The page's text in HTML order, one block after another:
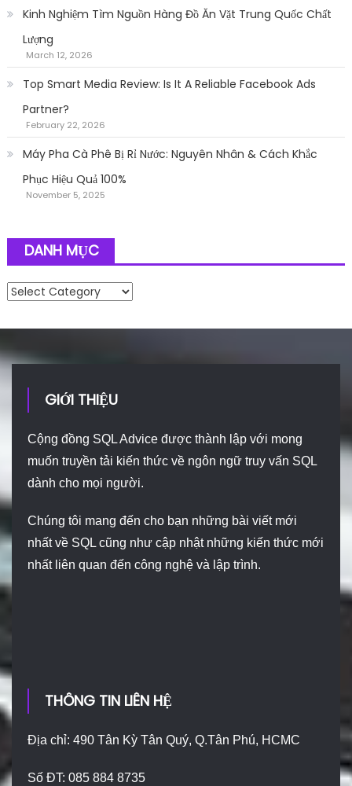
Kinh Nghiệm Tìm Nguồn Hàng Đồ Ăn Vặt Trung Quốc Chất
Lượng
March 12, 2026
Top Smart Media Review: Is It A Reliable Facebook Ads
Partner?
February 22, 2026
Máy Pha Cà Phê Bị Rỉ Nước: Nguyên Nhân & Cách Khắc
Phục Hiệu Quả 100%
November 5, 2025
DANH MỤC
Danh mục
GIỚI THIỆU
Cộng đồng SQL Advice được thành lập với mong
muốn truyền tải kiến thức về ngôn ngữ truy vấn SQL
dành cho mọi người.
Chúng tôi mang đến cho bạn những bài viết mới
nhất về SQL cũng như cập nhật những kiến thức mới
nhất liên quan đến công nghệ và lập trình.
THÔNG TIN LIÊN HỆ
Địa chỉ: 490 Tân Kỳ Tân Quý, Q.Tân Phú, HCMC
Số ĐT: 085 884 8735